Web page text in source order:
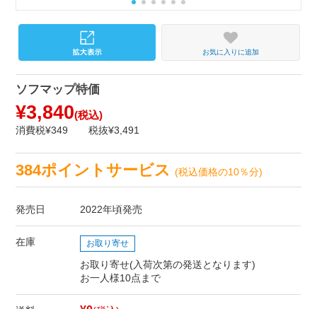
お気に入りに追加
ソフマップ特価
¥3,840(税込)
消費税¥349 税抜¥3,491
384ポイントサービス(税込価格の10％分)
発売日 2022年頃発売
在庫 お取り寄せ
お取り寄せ(入荷次第の発送となります)
お一人様10点まで